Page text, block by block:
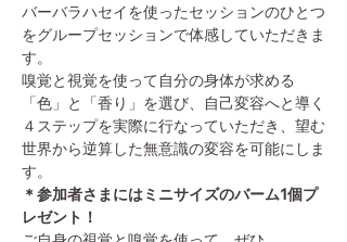
バーバラハセイを使ったセッションのひとつ
をグループセッションで体感していただきま
す。
嗅覚と視覚を使って自分の身体が求める
「色」と「香り」を選び、自己変容へと導く
４ステップを実際に行なっていただき、望む
世界から逆算した無意識の変容を可能にしま
す。
＊参加者さまにはミニサイズのバーム1個プ
レゼント！